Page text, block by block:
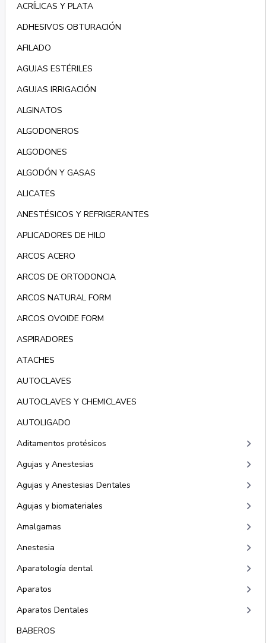
ACRÍLICAS Y PLATA
ADHESIVOS OBTURACIÓN
AFILADO
AGUJAS ESTÉRILES
AGUJAS IRRIGACIÓN
ALGINATOS
ALGODONEROS
ALGODONES
ALGODÓN Y GASAS
ALICATES
ANESTÉSICOS Y REFRIGERANTES
APLICADORES DE HILO
ARCOS ACERO
ARCOS DE ORTODONCIA
ARCOS NATURAL FORM
ARCOS OVOIDE FORM
ASPIRADORES
ATACHES
AUTOCLAVES
AUTOCLAVES Y CHEMICLAVES
AUTOLIGADO
Aditamentos protésicos
keyboard_arrow_right
Agujas y Anestesias keyboard_arrow_right
Agujas y Anestesias Dentales keyboard_arrow_right
Agujas y biomateriales keyboard_arrow_right
Amalgamas keyboard_arrow_right
Anestesia keyboard_arrow_right
Aparatología dental keyboard_arrow_right
Aparatos keyboard_arrow_right
Aparatos Dentales keyboard_arrow_right
BABEROS